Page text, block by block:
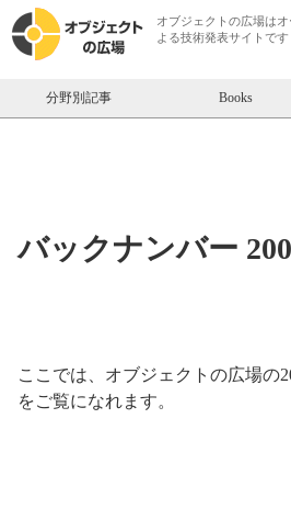
オブジェクトの広場は
よる技術発表サイトです
分野別記事 Books
バックナンバー
ここでは、オブジェクトの広場の
をご覧になれます。